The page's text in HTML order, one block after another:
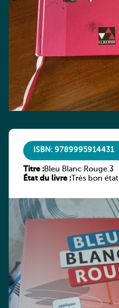
ISBN: 9789995914431
Titre :Bleu Blanc Rouge 3
État du livre :Très bon état